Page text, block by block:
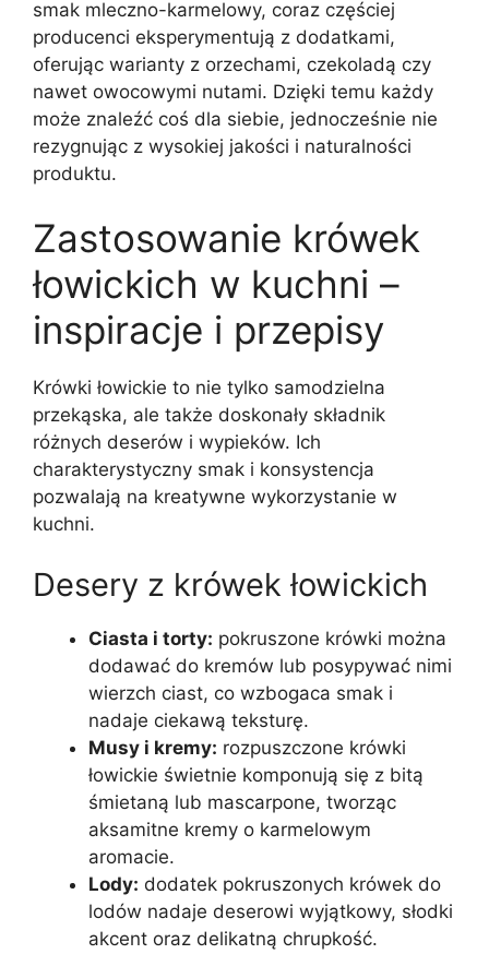
smak mleczno-karmelowy, coraz częściej
producenci eksperymentują z dodatkami,
oferując warianty z orzechami, czekoladą czy
nawet owocowymi nutami. Dzięki temu każdy
może znaleźć coś dla siebie, jednocześnie nie
rezygnując z wysokiej jakości i naturalności
produktu.
Zastosowanie krówek
łowickich w kuchni –
inspiracje i przepisy
Krówki łowickie to nie tylko samodzielna
przekąska, ale także doskonały składnik
różnych deserów i wypieków. Ich
charakterystyczny smak i konsystencja
pozwalają na kreatywne wykorzystanie w
kuchni.
Desery z krówek łowickich
Ciasta i torty: pokruszone krówki można
dodawać do kremów lub posypywać nimi
wierzch ciast, co wzbogaca smak i
nadaje ciekawą teksturę.
Musy i kremy: rozpuszczone krówki
łowickie świetnie komponują się z bitą
śmietaną lub mascarpone, tworząc
aksamitne kremy o karmelowym
aromacie.
Lody: dodatek pokruszonych krówek do
lodów nadaje deserowi wyjątkowy, słodki
akcent oraz delikatną chrupkość.